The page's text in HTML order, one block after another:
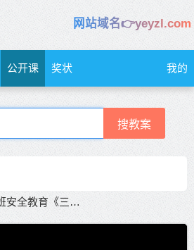
网站域名👉yeyzl.com
公开课 奖状 我的
搜教案
中班安全教育《三只小猪》社会领域活动优质课